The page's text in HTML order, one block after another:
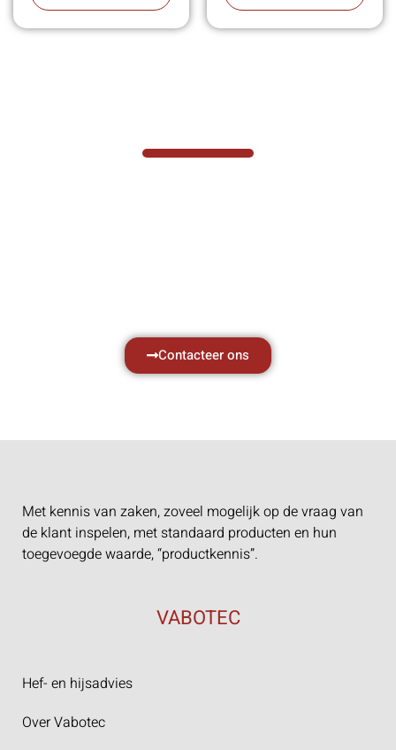
Contacteer ons
Met kennis van zaken, zoveel mogelijk op de vraag van
de klant inspelen, met standaard producten en hun
toegevoegde waarde, “productkennis”.
VABOTEC
Hef- en hijsadvies
Over Vabotec